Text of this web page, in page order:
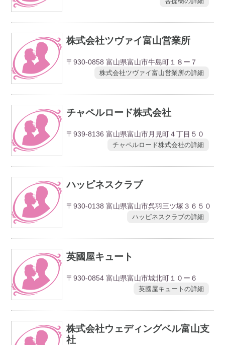
株式会社ツヴァイ富山営業所
〒930-0858 富山県富山市牛島町１８ー７
株式会社ツヴァイ富山営業所の詳細
チャペルロード株式会社
〒939-8136 富山県富山市月見町４丁目５０
チャペルロード株式会社の詳細
ハッピネスクラブ
〒930-0138 富山県富山市呉羽三ツ塚３６５０
ハッピネスクラブの詳細
英國屋キュート
〒930-0854 富山県富山市城北町１０ー６
英國屋キュートの詳細
株式会社ウェディングベル富山支
社